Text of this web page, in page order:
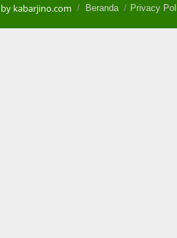
kabarjino.com Beranda Privacy